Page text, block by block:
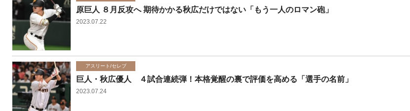
原巨人 ８月反攻へ 期待かかる秋広だけではない「もう一人のロマン砲」
2023.07.22
アスリート/セレブ
巨人・秋広優人 ４試合連続弾！本格覚醒の裏で評価を高める「選手の名前」
2023.07.24